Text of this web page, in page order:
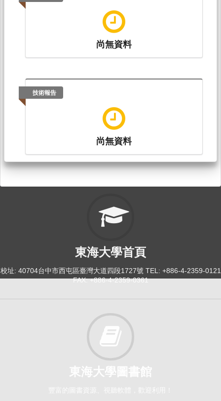
尚無資料
技術報告
尚無資料
東海大學首頁
校址: 40704台中市西屯區臺灣大道四段1727號 TEL: +886-4-2359-0121
FAX: +886-4-2359-0361
東海大學圖書館
豐富的圖書資源、視聽軟體，歡迎利用！